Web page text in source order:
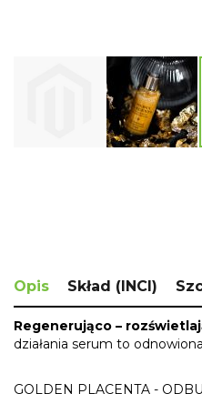
gallery
Opis Skład (INCI)
Regenerująco –
działania serum to
GOLDEN PLACENTA -